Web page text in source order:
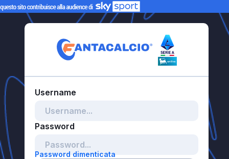
Password dimenticata